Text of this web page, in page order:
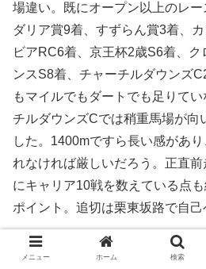
場違い。既にオープン以上のレー
ダリア賞9着、すずらん賞3着、
ビアRC6着、京王杯2歳S6着、
ンスS8着、チャーチルダウンズ
もマイルでもダートでも足りて
チルダウンズCでは稍重馬場が向
した。1400mですら長い感があ
れなければ厳しいだろう。正直
にキャリア10戦を数えている点
ポイント。追切は栗東坂路で自己
ハッピーエンジェル
メニュー ホーム 検索